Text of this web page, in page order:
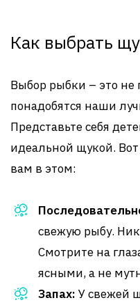
Как выбрать
Выбор рыбки – это не
понадобятся наши
Представьте себя
идеальной щукой.
вам в этом:
свежую рыбу.
Смотрите на
ясными, а не
Запах: У свежей